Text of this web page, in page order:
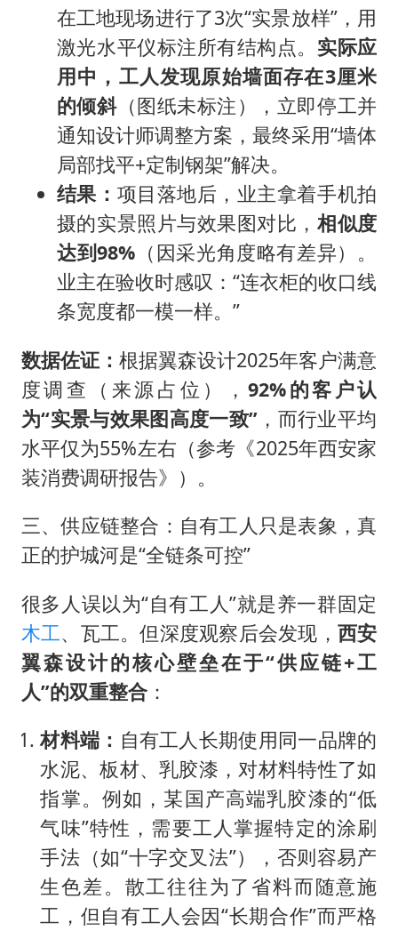
在工地现场进行了3次“实景放样”，用
激光水平仪标注所有结构点。 实际应
用中，工人发现原始墙面存在3厘米
的倾斜（图纸未标注），立即停工并
通知设计师调整方案，最终采用“墙体
局部找平+定制钢架”解决。
结果： 项目落地后，业主拿着手机拍
摄的实景照片与效果图对比，相似度
达到98% （因采光角度略有差异）。
业主在验收时感叹：“连衣柜的收口线
条宽度都一模一样。”
数据佐证： 根据翼森设计2025年客户满意
度调查（来源占位），92%的客户认
为“实景与效果图高度一致” ，而行业平均
水平仅为55%左右（参考《2025年西安家
装消费调研报告》）。
三、供应链整合：自有工人只是表象，真
正的护城河是“全链条可控”
很多人误以为“自有工人”就是养一群固定
木工、瓦工。但深度观察后会发现， 西安
翼森设计的核心壁垒在于“供应链+工
人”的双重整合：
材料端： 自有工人长期使用同一品牌的
水泥、板材、乳胶漆，对材料特性了如
指掌。例如，某国产高端乳胶漆的“低
气味”特性，需要工人掌握特定的涂刷
手法（如“十字交叉法”），否则容易产
生色差。散工往往为了省料而随意施
工，但自有工人会因“长期合作”而严格